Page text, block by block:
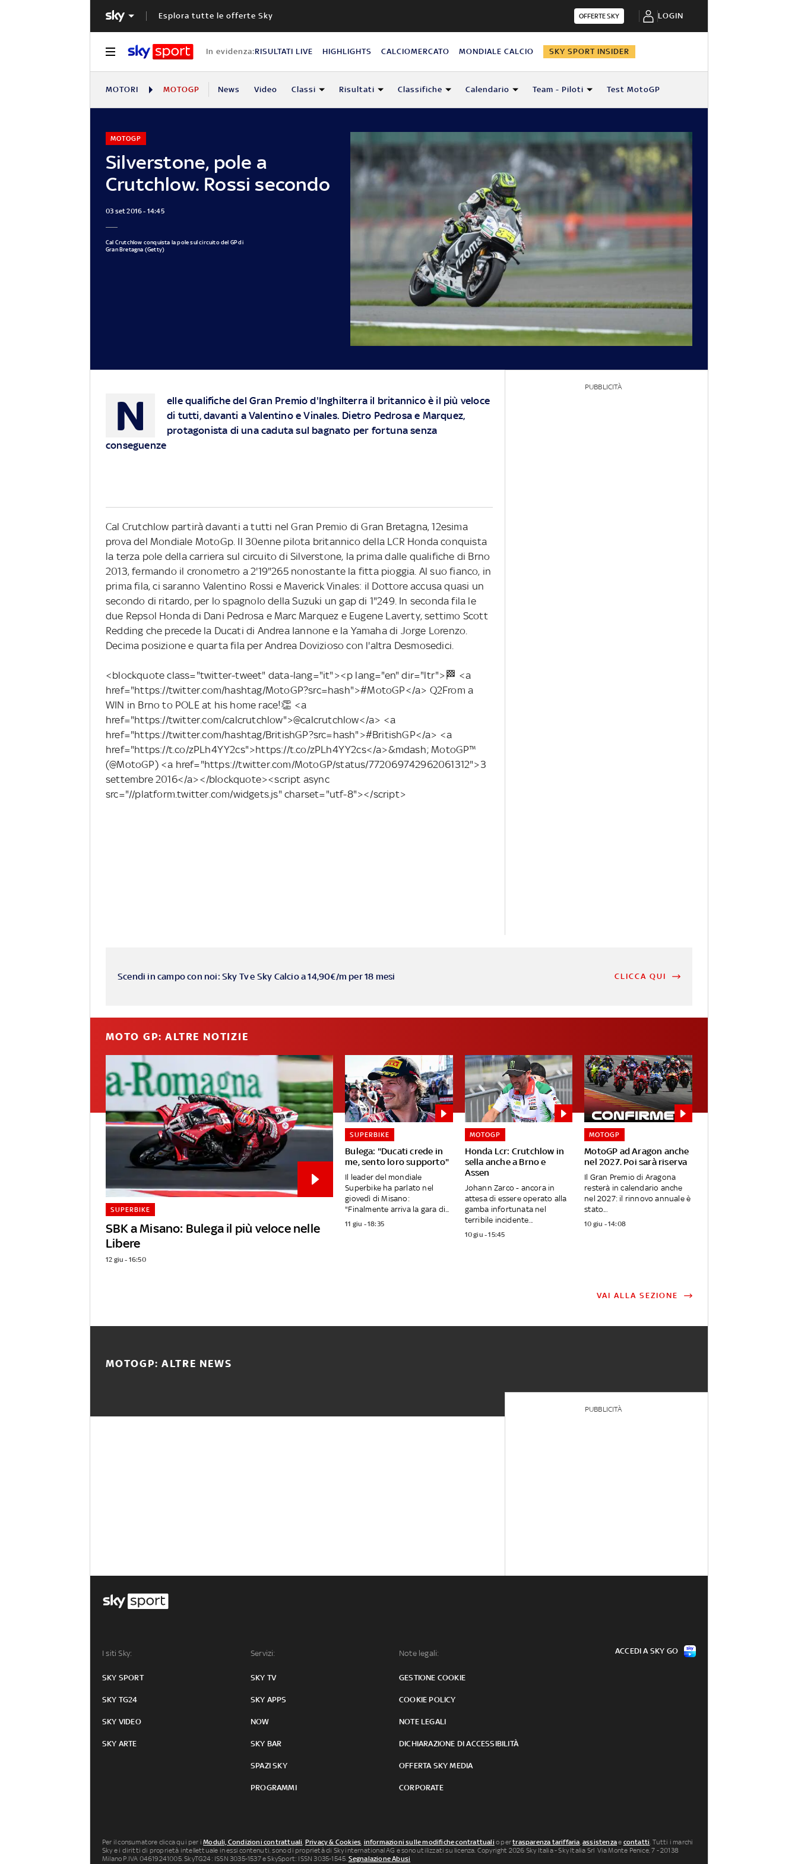
Esplora tutte le offerte Sky OFFERTE SKY LOGIN
In evidenza:RISULTATI LIVE HIGHLIGHTS CALCIOMERCATO MONDIALE CALCIO SKY SPORT INSIDER
MOTORI MOTOGP News Video Classi Risultati Classifiche Calendario Team - Piloti Test MotoGP
Silverstone, pole a
Crutchlow. Rossi secondo
MOTOGP
03 set 2016 - 14:45
Cal Crutchlow conquista la pole sul circuito del GP di
Gran Bretagna (Getty)
N
elle qualifiche del Gran Premio d'Inghilterra il britannico è il più veloce
di tutti, davanti a Valentino e Vinales. Dietro Pedrosa e Marquez,
protagonista di una caduta sul bagnato per fortuna senza
conseguenze
Cal Crutchlow partirà davanti a tutti nel Gran Premio di Gran Bretagna, 12esima
prova del Mondiale MotoGp. Il 30enne pilota britannico della LCR Honda conquista
la terza pole della carriera sul circuito di Silverstone, la prima dalle qualifiche di Brno
2013, fermando il cronometro a 2'19"265 nonostante la fitta pioggia. Al suo fianco, in
prima fila, ci saranno Valentino Rossi e Maverick Vinales: il Dottore accusa quasi un
secondo di ritardo, per lo spagnolo della Suzuki un gap di 1"249. In seconda fila le
due Repsol Honda di Dani Pedrosa e Marc Marquez e Eugene Laverty, settimo Scott
Redding che precede la Ducati di Andrea Iannone e la Yamaha di Jorge Lorenzo.
Decima posizione e quarta fila per Andrea Dovizioso con l'altra Desmosedici.
<blockquote class="twitter-tweet" data-lang="it"><p lang="en" dir="ltr">🏁 <a
href="https://twitter.com/hashtag/MotoGP?src=hash">#MotoGP</a> Q2From a
WIN in Brno to POLE at his home race!👏 <a
href="https://twitter.com/calcrutchlow">@calcrutchlow</a> <a
href="https://twitter.com/hashtag/BritishGP?src=hash">#BritishGP</a> <a
href="https://t.co/zPLh4YY2cs">https://t.co/zPLh4YY2cs</a>&mdash; MotoGP™
(@MotoGP) <a href="https://twitter.com/MotoGP/status/772069742962061312">3
settembre 2016</a></blockquote><script async
src="//platform.twitter.com/widgets.js" charset="utf-8"></script>
PUBBLICITÀ
Scendi in campo con noi: Sky Tv e Sky Calcio a 14,90€/m per 18 mesi CLICCA QUI
MOTO GP: ALTRE NOTIZIE
SBK a Misano: Bulega il più veloce nelle
Libere
SUPERBIKE
12 giu - 16:50
Bulega: "Ducati crede in
me, sento loro supporto"
SUPERBIKE
Il leader del mondiale
Superbike ha parlato nel
giovedì di Misano:
"Finalmente arriva la gara di...
11 giu - 18:35
Honda Lcr: Crutchlow in
sella anche a Brno e
Assen
MOTOGP
Johann Zarco - ancora in
attesa di essere operato alla
gamba infortunata nel
terribile incidente...
10 giu - 15:45
MotoGP ad Aragon anche
nel 2027. Poi sarà riserva
MOTOGP
Il Gran Premio di Aragona
resterà in calendario anche
nel 2027: il rinnovo annuale è
stato...
10 giu - 14:08
VAI ALLA SEZIONE
MOTOGP: ALTRE NEWS
PUBBLICITÀ
I siti Sky:
SKY SPORT
SKY TG24
SKY VIDEO
SKY ARTE
Servizi:
SKY TV
SKY APPS
NOW
SKY BAR
SPAZI SKY
PROGRAMMI
Note legali:
GESTIONE COOKIE
COOKIE POLICY
NOTE LEGALI
DICHIARAZIONE DI ACCESSIBILITÀ
OFFERTA SKY MEDIA
CORPORATE
ACCEDI A SKY GO
Per il consumatore clicca qui per iModuli, Condizioni contrattuali, Privacy & Cookies, informazioni sulle modifiche contrattuali o pertrasparenza tariffaria,assistenzae contatti. Tutti i marchi
Sky e i diritti di proprietà intellettuale in essi contenuti, sono di proprietà di Sky international AG e sono utilizzati su licenza. Copyright 2026 Sky Italia - Sky Italia Srl Via Monte Penice, 7 - 20138
Milano P.IVA 04619241005. SkyTG24: ISSN 3035-1537 e SkySport: ISSN 3035-1545. Segnalazione Abusi